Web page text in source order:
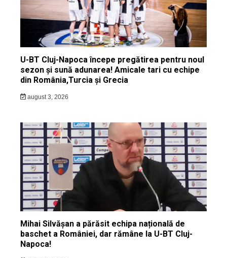
U-BT Cluj-Napoca începe pregătirea pentru noul
sezon și sună adunarea! Amicale tari cu echipe
din România,Turcia și Grecia
august 3, 2026
Mihai Silvășan a părăsit echipa națională de
baschet a României, dar rămâne la U-BT Cluj-
Napoca!